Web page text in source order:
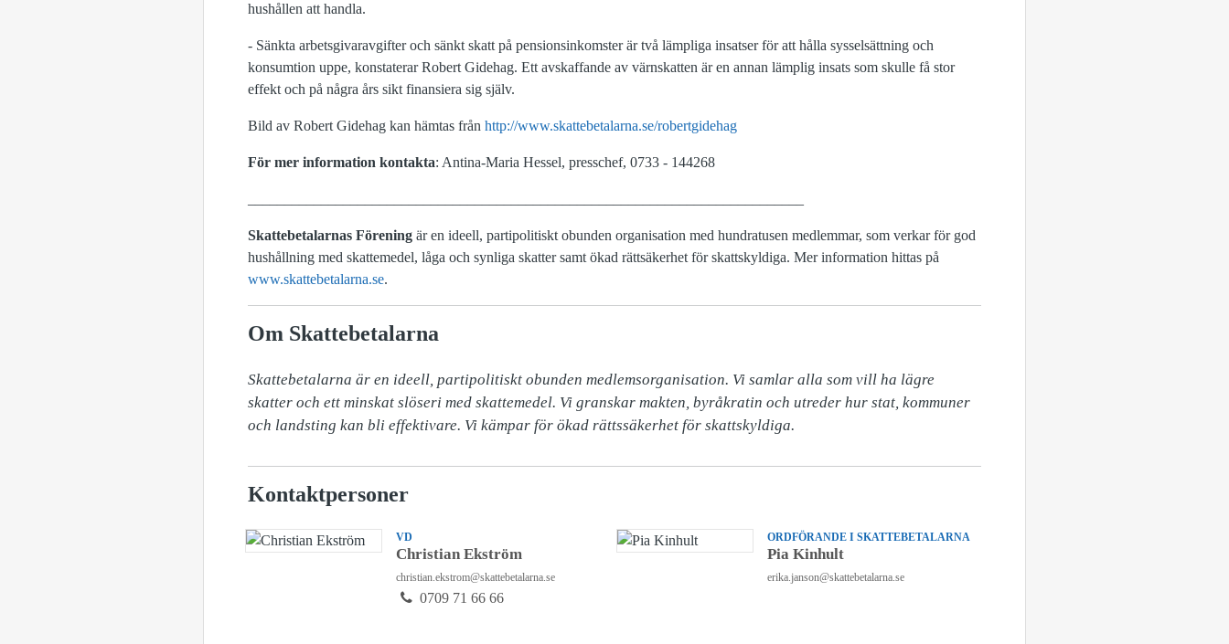
hushållen att handla.
- Sänkta arbetsgivaravgifter och sänkt skatt på pensionsinkomster är två lämpliga insatser för att hålla sysselsättning och
konsumtion uppe, konstaterar Robert Gidehag. Ett avskaffande av värnskatten är en annan lämplig insats som skulle få stor
effekt och på några års sikt finansiera sig själv.
Bild av Robert Gidehag kan hämtas från http://www.skattebetalarna.se/robertgidehag
För mer information kontakta: Antina-Maria Hessel, presschef, 0733 - 144268
Skattebetalarnas Förening är en ideell, partipolitiskt obunden organisation med hundratusen medlemmar, som verkar för god
hushållning med skattemedel, låga och synliga skatter samt ökad rättsäkerhet för skattskyldiga. Mer information hittas på
www.skattebetalarna.se.
Om Skattebetalarna
Skattebetalarna är en ideell, partipolitiskt obunden medlemsorganisation. Vi samlar alla som vill ha lägre
skatter och ett minskat slöseri med skattemedel. Vi granskar makten, byråkratin och utreder hur stat, kommuner
och landsting kan bli effektivare. Vi kämpar för ökad rättssäkerhet för skattskyldiga.
Kontaktpersoner
VD
Christian Ekström
christian.ekstrom@skattebetalarna.se
0709 71 66 66
ORDFÖRANDE I SKATTEBETALARNA
Pia Kinhult
erika.janson@skattebetalarna.se